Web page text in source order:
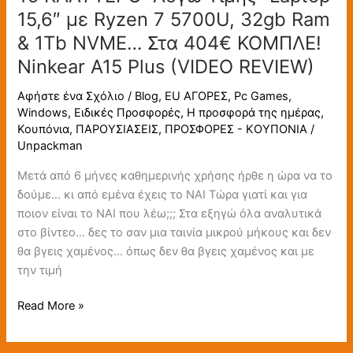
15,6″ με Ryzen 7 5700U, 32gb Ram
& 1Tb NVME… Στα 404€ ΚΟΜΠΛΕ!
Ninkear A15 Plus (VIDEO REVIEW)
Αφήστε ένα Σχόλιο / Blog, EU ΑΓΟΡΕΣ, Pc Games,
Windows, Ειδικές Προσφορές, Η προσφορά της ημέρας,
Κουπόνια, ΠΑΡΟΥΣΙΑΣΕΙΣ, ΠΡΟΣΦΟΡΕΣ - ΚΟΥΠΟΝΙΑ /
Unpackman
Μετά από 6 μήνες καθημερινής χρήσης ήρθε η ώρα να το
δούμε… κι από εμένα έχεις το ΝΑΙ Τώρα γιατί και για
ποιον είναι το ΝΑΙ που λέω;;; Στα εξηγώ όλα αναλυτικά
στο βίντεο… δες το σαν μια ταινία μικρού μήκους και δεν
θα βγεις χαμένος… όπως δεν θα βγεις χαμένος και με
την τιμή
REVIEW)
Read More »